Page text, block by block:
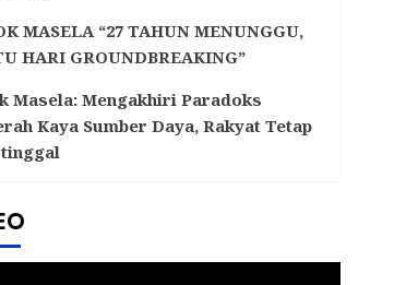
MASELA “27 TAHUN MENUNGGU,
HARI GROUNDBREAKING”
Masela: Mengakhiri Paradoks
Kaya Sumber Daya, Rakyat Tetap